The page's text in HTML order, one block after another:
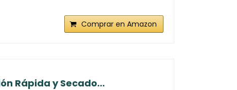
Comprar en Amazon
Rápida y Secado...